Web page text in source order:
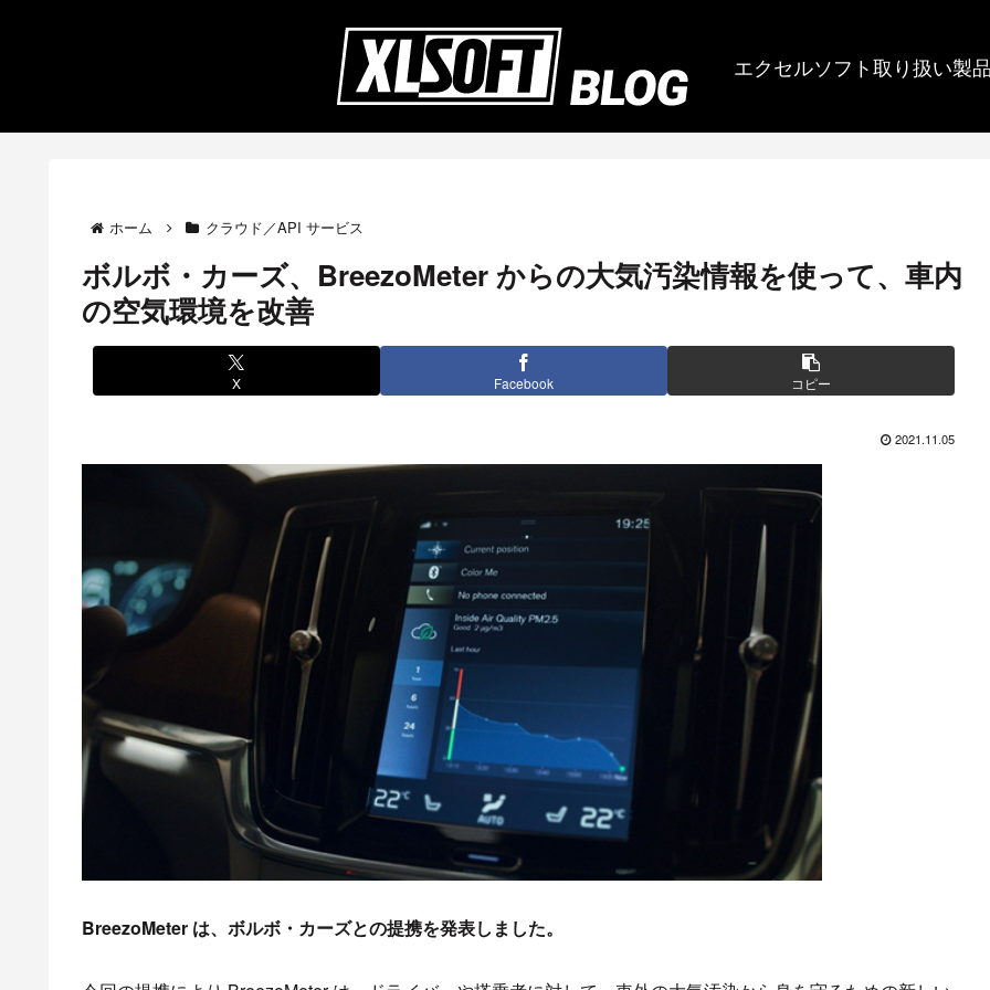
エクセルソフト取り扱い製
ホーム クラウド／API サービス
ボルボ・カーズ、BreezoMeter からの大気汚染情報を使って、車内
の空気環境を改善
X Facebook コピー
2021.11.05
BreezoMeter は、ボルボ・カーズとの提携を発表しました。